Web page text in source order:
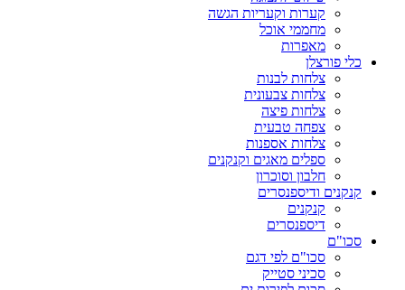
קערות וקעריות הגשה
מחממי אוכל
מאפרות
כלי פורצלן
צלחות לבנות
צלחות צבעונית
צלחות פיצה
צפחה טבעית
צלחות אספנות
ספלים מאגים וקנקנים
חלבון וסוכרון
קנקנים ודיספנסרים
קנקנים
דיספנסרים
סכו"ם
סכו"ם לפי דגם
סכיני סטייק